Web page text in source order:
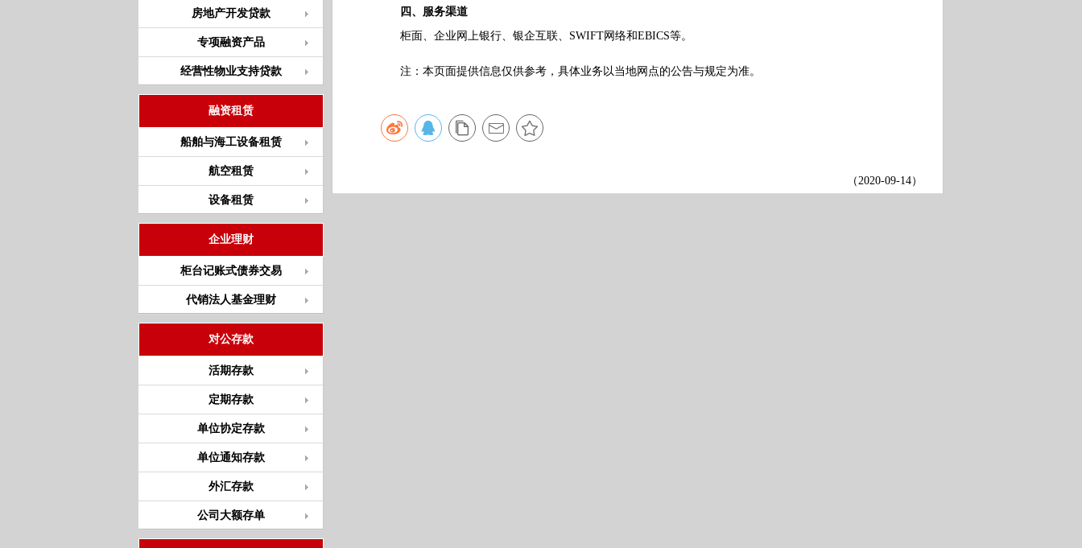
房地产开发贷款
专项融资产品
经营性物业支持贷款
融资租赁
船舶与海工设备租赁
航空租赁
设备租赁
企业理财
柜台记账式债券交易
代销法人基金理财
对公存款
活期存款
定期存款
单位协定存款
单位通知存款
外汇存款
公司大额存单
四、服务渠道
柜面、企业网上银行、银企互联、SWIFT网络和EBICS等。
注：本页面提供信息仅供参考，具体业务以当地网点的公告与规定为准。
（2020-09-14）